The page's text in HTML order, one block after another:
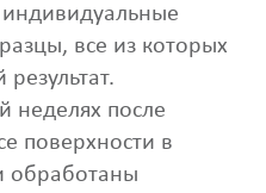
все из которых
неделях после
поверхности в
обработаны